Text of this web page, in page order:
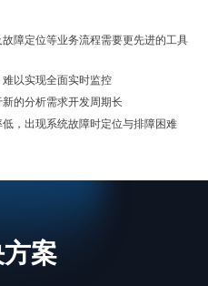
障定位等业务流程需要更先进的工具
以实现全面实时监控
的分析需求开发周期长
，出现系统故障时定位与排障困难
案